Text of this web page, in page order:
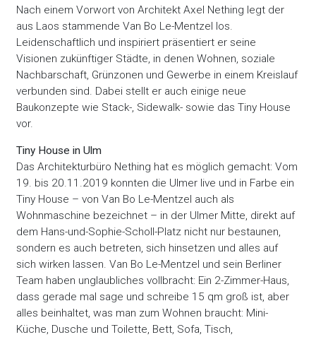
Nach einem Vorwort von Architekt Axel Nething legt der
aus Laos stammende Van Bo Le-Mentzel los.
Leidenschaftlich und inspiriert präsentiert er seine
Visionen zukünftiger Städte, in denen Wohnen, soziale
Nachbarschaft, Grünzonen und Gewerbe in einem Kreislauf
verbunden sind. Dabei stellt er auch einige neue
Baukonzepte wie Stack-, Sidewalk- sowie das Tiny House
vor.
Tiny House in Ulm
Das Architekturbüro Nething hat es möglich gemacht: Vom
19. bis 20.11.2019 konnten die Ulmer live und in Farbe ein
Tiny House – von Van Bo Le-Mentzel auch als
Wohnmaschine bezeichnet – in der Ulmer Mitte, direkt auf
dem Hans-und-Sophie-Scholl-Platz nicht nur bestaunen,
sondern es auch betreten, sich hinsetzen und alles auf
sich wirken lassen. Van Bo Le-Mentzel und sein Berliner
Team haben unglaubliches vollbracht: Ein 2-Zimmer-Haus,
dass gerade mal sage und schreibe 15 qm groß ist, aber
alles beinhaltet, was man zum Wohnen braucht: Mini-
Küche, Dusche und Toilette, Bett, Sofa, Tisch,